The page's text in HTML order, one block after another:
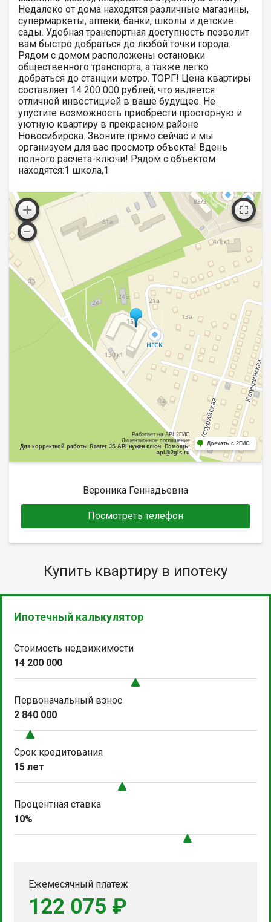
Недалеко от дома находятся различные магазины,
супермаркеты, аптеки, банки, школы и детские
сады. Удобная транспортная доступность позволит
вам быстро добраться до любой точки города.
Рядом с домом расположены остановки
общественного транспорта, а также легко
добраться до станции метро. ТОРГ! Цена квартиры
составляет 14 200 000 рублей, что является
отличной инвестицией в ваше будущее. Не
упустите возможность приобрести просторную и
уютную квартиру в прекрасном районе
Новосибирска. Звоните прямо сейчас и мы
организуем для вас просмотр объекта! Вдень
полного расчёта-ключи! Рядом с объектом
находятся:1 школа,1
Работает на API 2ГИС
Лицензионное соглашение
Для корректной работы Raster JS API нужен ключ. Помощь:
api@2gis.ru
Доехать с 2ГИС
Вероника Геннадьевна
Посмотреть телефон
Купить квартиру в ипотеку
Ипотечный калькулятор
Стоимость недвижимости
14 200 000
Первоначальный взнос
2 840 000
Срок кредитования
15 лет
Процентная ставка
10%
Ежемесячный платеж
122 075 ₽